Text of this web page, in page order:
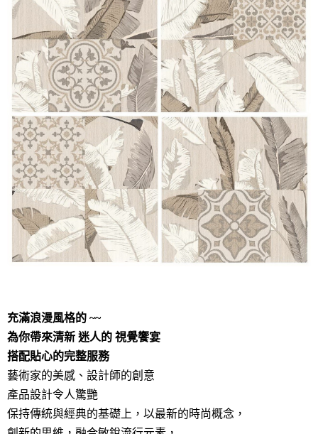
充滿浪漫風格的 ~~
為你帶來清新 迷人的 視覺饗宴
搭配貼心的完整服務
藝術家的美感、設計師的創意
產品設計令人驚艷
保持傳統與經典的基礎上，以最新的時尚概念，